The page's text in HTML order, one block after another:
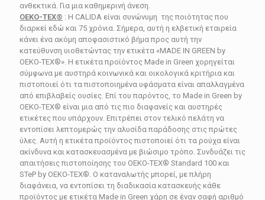
ανθεκτικά. Για μια καθημερινή άνεση.
OEKO-TEX® : Η CALIDA είναι συνώνυμη της ποιότητας που
διαρκεί εδώ και 75 χρόνια. Σήμερα, αυτή η ελβετική εταιρεία
κάνει ένα ακόμη αποφασιστικό βήμα προς αυτή την
κατεύθυνση υιοθετώντας την ετικέτα «MADE IN GREEN by
OEKO-TEX®». Η ετικέτα προϊόντος Made in Green χορηγείται
σύμφωνα με αυστηρά κοινωνικά και οικολογικά κριτήρια και
πιστοποιεί ότι τα πιστοποιημένα υφάσματα είναι απαλλαγμένα
από επιβλαβείς ουσίες. Επί του παρόντος, το Made in Green by
OEKO-TEX® είναι μια από τις πιο διαφανείς και αυστηρές
ετικέτες που υπάρχουν. Επιτρέπει στον τελικό πελάτη να
εντοπίσει λεπτομερώς την αλυσίδα παράδοσης στις πρώτες
ύλες. Αυτή η ετικέτα προϊόντος πιστοποιεί ότι τα ρούχα είναι
ακίνδυνα και κατασκευασμένα με βιώσιμο τρόπο. Συνδυάζει τις
απαιτήσεις πιστοποίησης του OEKO-TEX® Standard 100 και
STeP by OEKO-TEX®. Ο καταναλωτής μπορεί, με πλήρη
διαφάνεια, να εντοπίσει τη διαδικασία κατασκευής κάθε
προϊόντος με ετικέτα Made in Green χάρη σε έναν σαφή αριθμό